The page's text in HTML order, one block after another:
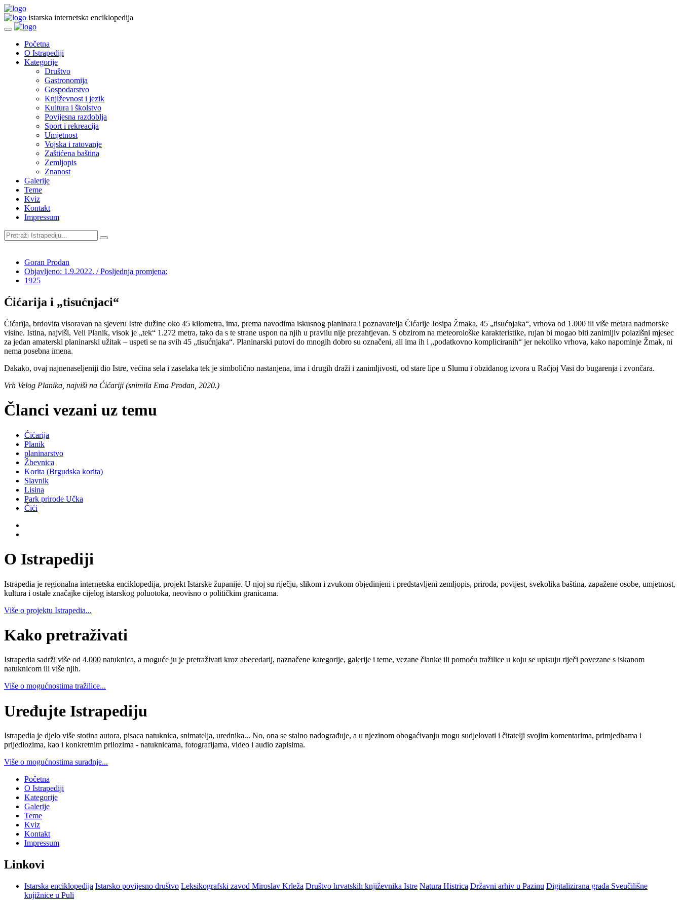
istarska internetska enciklopedija
Početna
O Istrapediji
Kategorije
Društvo
Gastronomija
Gospodarstvo
Književnost i jezik
Kultura i školstvo
Povijesna razdoblja
Sport i rekreacija
Umjetnost
Vojska i ratovanje
Zaštićena baština
Zemljopis
Znanost
Galerije
Teme
Kviz
Kontakt
Impressum
Goran Prodan
Objavljeno: 1.9.2022. / Posljednja promjena:
1925
Ćićarija i „tisućnjaci“
Ćićarȉja, brdovita visoravan na sjeveru Istre dužine oko 45 kilometra, ima, prema navodima iskusnog planinara i poznavatelja Ćićarije Josipa Žmaka, 45 „tisućnjaka“, vrhova od 1.000 ili više metara nadmorske
visine. Istina, najviši, Veli Planik, visok je „tek“ 1.272 metra, tako da s te strane uspon na njih u pravilu nije prezahtjevan. S obzirom na meteorološke karakteristike, rujan bi mogao biti zanimljiv polazišni mjesec
za jedan amaterski planinarski užitak – uspeti se na svih 45 „tisućnjaka“. Planinarski putovi do mnogih dobro su označeni, ali ima ih i „podatkovno kompliciranih“ jer nekoliko vrhova, kako napominje Žmak, ni
nema posebna imena.
Dakako, ovaj najnenaseljeniji dio Istre, većina sela i zaselaka tek je simbolično nastanjena, ima i drugih draži i zanimljivosti, od stare lipe u Slumu i obzidanog izvora u Račjoj Vasi do bugarenja i zvončara.
Vrh Velog Planika, najviši na Ćićariji (snimila Ema Prodan, 2020.)
Članci vezani uz temu
Ćićarija
Planik
planinarstvo
Žbevnica
Korita (Brgudska korita)
Slavnik
Lisina
Park prirode Učka
Ćići
O Istrapediji
Istrapedia je regionalna internetska enciklopedija, projekt Istarske županije. U njoj su riječju, slikom i zvukom objedinjeni i predstavljeni zemljopis, priroda, povijest, svekolika baština, zapažene osobe, umjetnost,
kultura i ostale značajke cijelog istarskog poluotoka, neovisno o političkim granicama.
Više o projektu Istrapedia...
Kako pretraživati
Istrapedia sadrži više od 4.000 natuknica, a moguće ju je pretraživati kroz abecedarij, naznačene kategorije, galerije i teme, vezane članke ili pomoću tražilice u koju se upisuju riječi povezane s iskanom
natuknicom ili više njih.
Više o mogućnostima tražilice...
Uređujte Istrapediju
Istrapedia je djelo više stotina autora, pisaca natuknica, snimatelja, urednika... No, ona se stalno nadograđuje, a u njezinom obogaćivanju mogu sudjelovati i čitatelji svojim komentarima, primjedbama i
prijedlozima, kao i konkretnim prilozima - natuknicama, fotografijama, video i audio zapisima.
Više o mogućnostima suradnje...
Početna
O Istrapediji
Kategorije
Galerije
Teme
Kviz
Kontakt
Impressum
Linkovi
Istarska enciklopedija Istarsko povijesno društvo Leksikografski zavod Miroslav Krleža Društvo hrvatskih književnika Istre Natura Histrica Državni arhiv u Pazinu Digitalizirana građa Sveučilišne
knjižnice u Puli